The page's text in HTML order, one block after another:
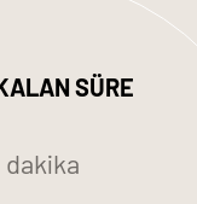
SÜRE
dakika